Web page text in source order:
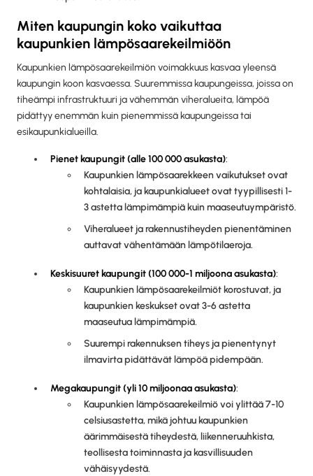
Miten kaupungin koko vaikuttaa
kaupunkien lämpösaarekeilmiöön
Kaupunkien lämpösaarekeilmiön voimakkuus kasvaa yleensä
kaupungin koon kasvaessa. Suuremmissa kaupungeissa, joissa on
tiheämpi infrastruktuuri ja vähemmän viheralueita, lämpöä
pidättyy enemmän kuin pienemmissä kaupungeissa tai
esikaupunkialueilla.
Pienet kaupungit (alle 100 000 asukasta):
Kaupunkien lämpösaarekkeen vaikutukset ovat
kohtalaisia, ja kaupunkialueet ovat tyypillisesti 1-
3 astetta lämpimämpiä kuin maaseutuympäristö.
Viheralueet ja rakennustiheyden pienentäminen
auttavat vähentämään lämpötilaeroja.
Keskisuuret kaupungit (100 000-1 miljoona asukasta):
Kaupunkien lämpösaarekeilmiöt korostuvat, ja
kaupunkien keskukset ovat 3-6 astetta
maaseutua lämpimämpiä.
Suurempi rakennuksen tiheys ja pienentynyt
ilmavirta pidättävät lämpöä pidempään.
Megakaupungit (yli 10 miljoonaa asukasta):
Kaupunkien lämpösaarekeilmiö voi ylittää 7-10
celsiusastetta, mikä johtuu kaupunkien
äärimmäisestä tiheydestä, liikenneruuhkista,
teollisesta toiminnasta ja kasvillisuuden
vähäisyydestä.